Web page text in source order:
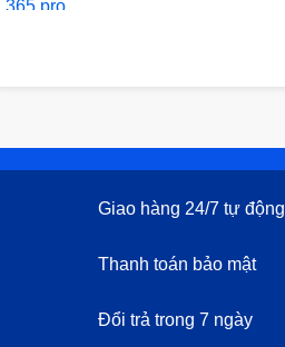
Giao hàng 24/7 tự động
Thanh toán bảo mật
Đổi trả trong 7 ngày